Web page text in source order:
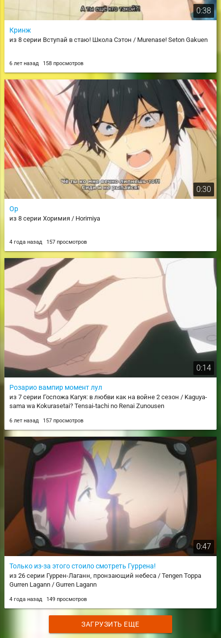
0:38
Кринж
из 8 серии Вступай в стаю! Школа Сэтон / Murenase! Seton Gakuen
6 лет назад 158 просмотров
0:30
Ор
из 8 серии Хоримия / Horimiya
4 года назад 157 просмотров
0:14
Розарио вампир момент лул
из 7 серии Госпожа Кагуя: в любви как на войне 2 сезон / Kaguya-
sama wa Kokurasetai? Tensai-tachi no Renai Zunousen
6 лет назад 157 просмотров
0:47
Только из-за этого стоило смотреть Гуррена!
из 26 серии Гуррен-Лаганн, пронзающий небеса / Tengen Toppa
Gurren Lagann / Gurren Lagann
4 года назад 149 просмотров
ЗАГРУЗИТЬ ЕЩЕ